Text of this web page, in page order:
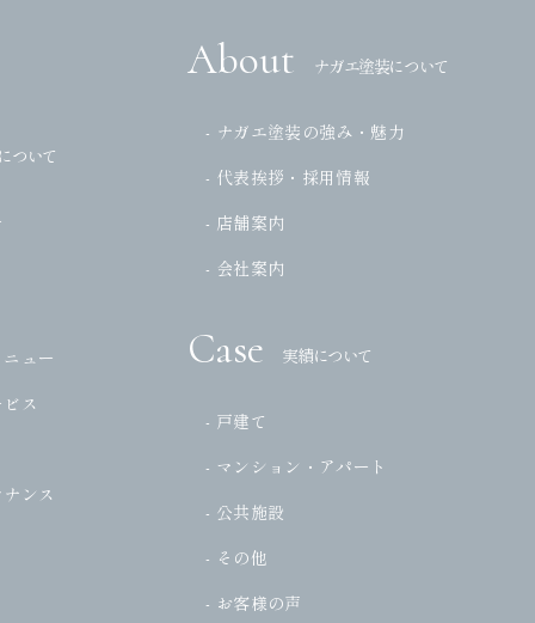
ついて
ュー
ス
ンス
About ナガエ塗装について
- ナガエ塗装の強み・魅力
- 代表挨拶・採用情報
- 店舗案内
- 会社案内
Case 実績について
- 戸建て
- マンション・アパート
- 公共施設
- その他
- お客様の声